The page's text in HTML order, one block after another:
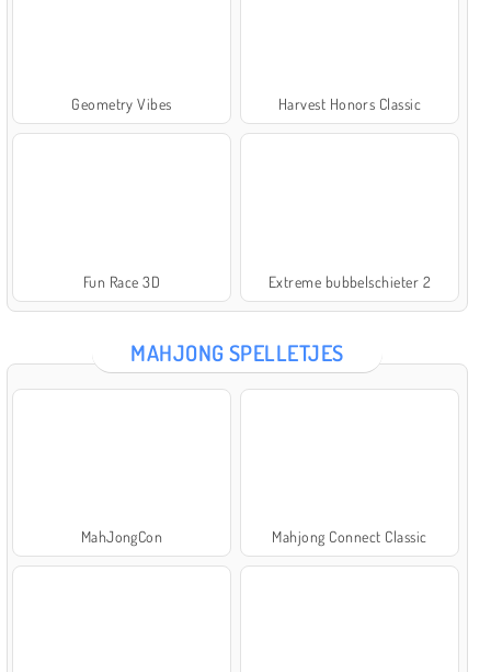
Geometry Vibes Harvest Honors Classic
Fun Race 3D Extreme bubbelschieter 2
MAHJONG SPELLETJES
MahJongCon Mahjong Connect Classic